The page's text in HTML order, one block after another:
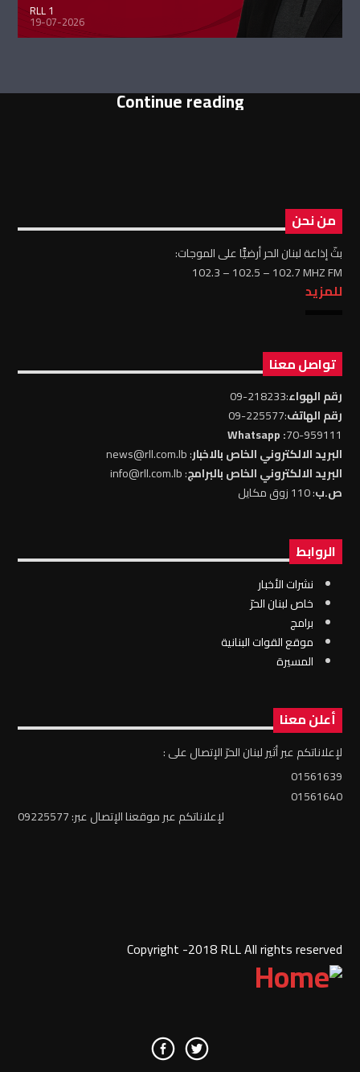
RLL 1
19-07-2026
Continue reading
من نحن
بثّ إذاعة لبنان الحر أرضيًّا على الموجات:
102.3 – 102.5 – 102.7 MHZ FM
للمزيد
تواصل معنا
رقم الهواء:218233-09
رقم الهاتف:225577-09
70-959111
: Whatsapp
البريد الالكتروني الخاص بالاخبار: news@rll.com.lb
البريد الالكتروني الخاص بالبرامج: info@rll.com.lb
ص.ب: 110 زوق مكايل
الروابط
نشرات الأخبار
خاص لبنان الحرّ
برامج
موقع القوات البنانية
المسيرة
أعلن معنا
لإعلاناتكم عبر أثير لبنان الحرّ الإتصال على :
01561639
01561640
لإعلاناتكم عبر موقعنا الإتصال عبر: 09225577
Copyright -2018 RLL All rights reserved